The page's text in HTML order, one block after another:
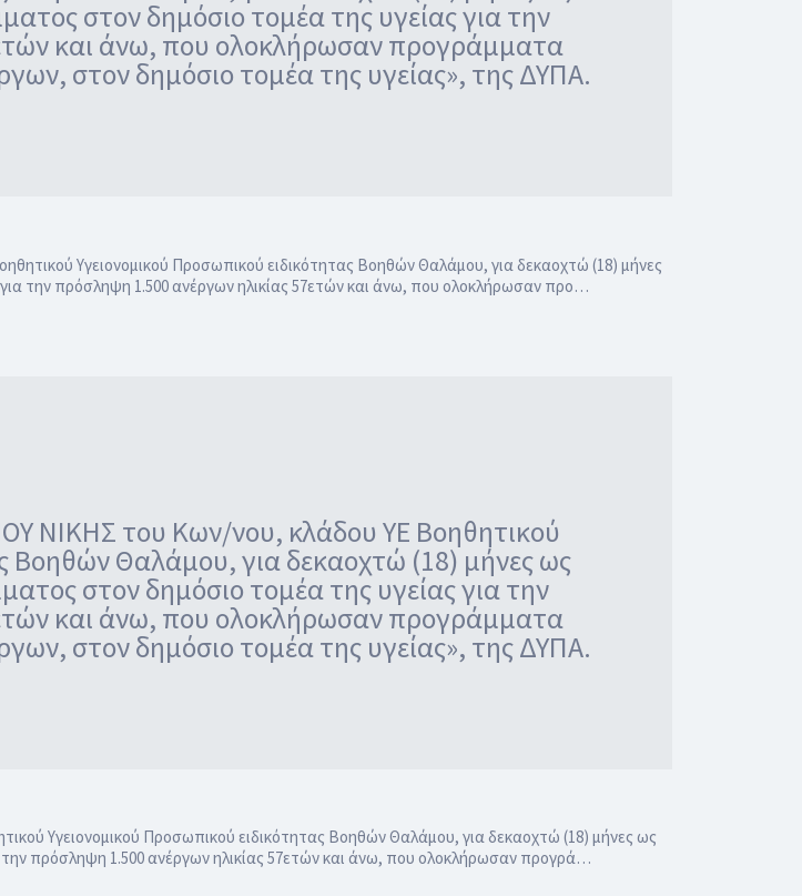
στον δημόσιο τομέα της υγείας για την
και άνω, που ολοκλήρωσαν προγράμματα
στον δημόσιο τομέα της υγείας», της ΔΥΠΑ.
Υγειονομικού Προσωπικού ειδικότητας Βοηθών Θαλάμου, για δεκαοχτώ (18) μήνες
την πρόσληψη 1.500 ανέργων ηλικίας 57ετών και άνω, που ολοκλήρωσαν προ…
ΝΙΚΗΣ του Κων/νου, κλάδου ΥΕ Βοηθητικού
Βοηθών Θαλάμου, για δεκαοχτώ (18) μήνες ως
στον δημόσιο τομέα της υγείας για την
και άνω, που ολοκλήρωσαν προγράμματα
στον δημόσιο τομέα της υγείας», της ΔΥΠΑ.
Υγειονομικού Προσωπικού ειδικότητας Βοηθών Θαλάμου, για δεκαοχτώ (18) μήνες ως
πρόσληψη 1.500 ανέργων ηλικίας 57ετών και άνω, που ολοκλήρωσαν προγρά…